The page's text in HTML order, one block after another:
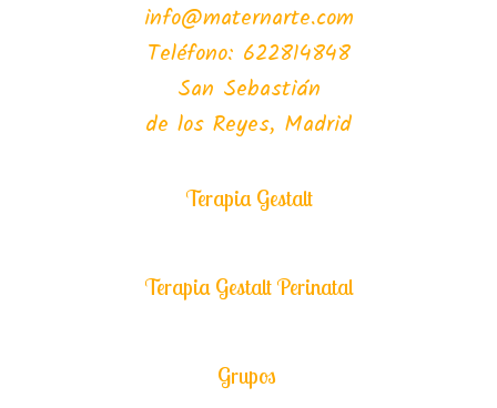
info@maternarte.com
Teléfono: 622814848
San Sebastián
de los Reyes, Madrid
Terapia Gestalt
Terapia Gestalt Perinatal
Grupos